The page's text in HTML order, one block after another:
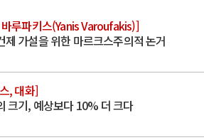
루파키스(Yanis Varoufakis)]
제 가설을 위한 마르크스주의적 논거
, 대화]
크기, 예상보다 10% 더 크다